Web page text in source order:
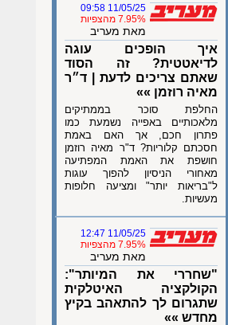
11/05/25 09:58
7.95% מהצפיות
מאת מעריב
איך הופכים עוגה
לדיאטטית? זה הסוד
שאתם צריכים לדעת | ד״ר
מאיה רוזמן »»
החלפת סוכר בממתיקים
מלאכותיים באפייה נשמעת כמו
פתרון חכם, אך האם באמת
חסכתם קלוריות? ד"ר מאיה רוזמן
חושפת את האמת המפתיעה
מאחורי הניסיון להפוך עוגות
ל"בריאות יותר" ומציעה חלופות
מעשיות.
11/05/25 12:47
7.95% מהצפיות
מאת מעריב
"שחררי את המיותר":
הקולקציה האיטלקית
שתגרום לך להתאהב בקיץ
מחדש »»